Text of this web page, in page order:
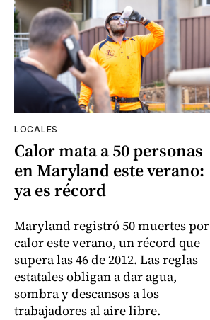
LOCALES
Calor mata a 50 personas
en Maryland este verano:
ya es récord
Maryland registró 50 muertes por
calor este verano, un récord que
supera las 46 de 2012. Las reglas
estatales obligan a dar agua,
sombra y descansos a los
trabajadores al aire libre.